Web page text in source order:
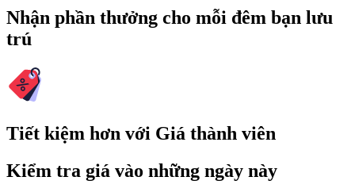
Nhận phần thưởng cho mỗi đêm bạn lưu
trú
Tiết kiệm hơn với Giá thành viên
Kiểm tra giá vào những ngày này